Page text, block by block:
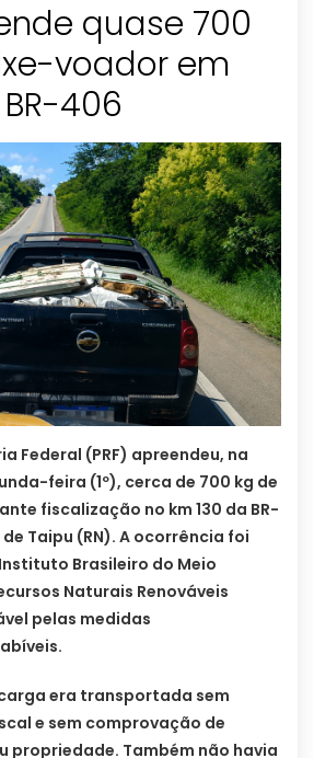
quase 700
voador em
406
Federal (PRF) apreendeu, na
feira (1º), cerca de 700 kg de
fiscalização no km 130 da BR-
Taipu (RN). A ocorrência foi
Brasileiro do Meio
Naturais Renováveis
pelas medidas
carga era transportada sem
e sem comprovação de
propriedade. Também não havia